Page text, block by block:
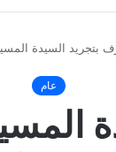
عن
المظلم
بتجريد السيدة
عام